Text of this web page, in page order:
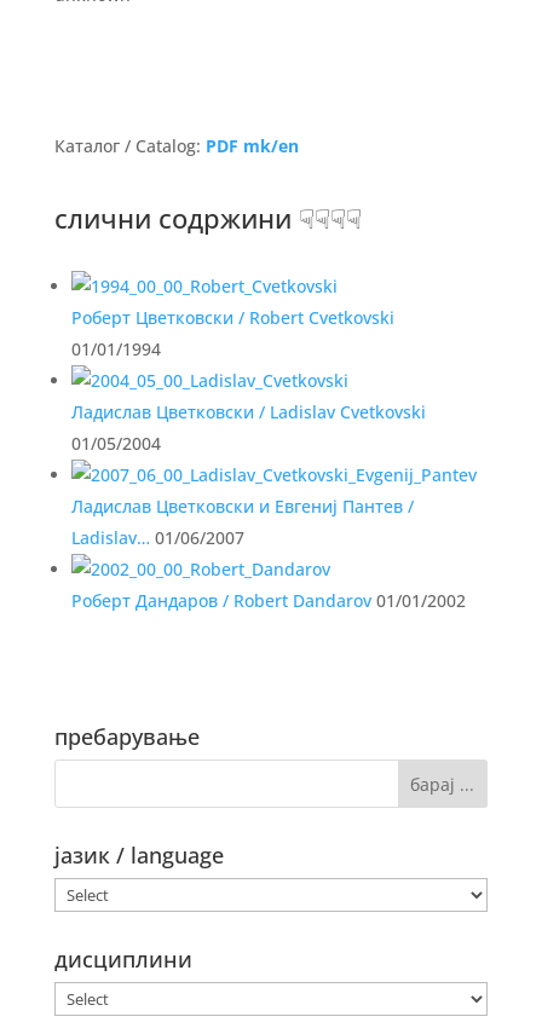
Каталог / Catalog: PDF mk/en
слични содржини ☟☟☟☟
Роберт Цветковски / Robert Cvetkovski
01/01/1994
Ладислав Цветковски / Ladislav Cvetkovski
01/05/2004
Ладислав Цветковски и Евгениј Пантев /
Ladislav… 01/06/2007
Роберт Дандаров / Robert Dandarov01/01/2002
пребарување
јазик / language
дисциплини